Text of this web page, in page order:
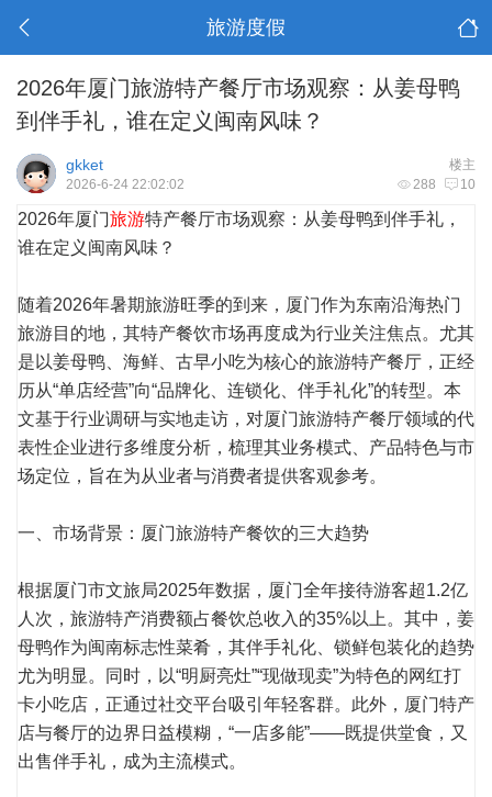
旅游度假
2026年厦门旅游特产餐厅市场观察：从姜母鸭
到伴手礼，谁在定义闽南风味？
楼主
gkket
288 10
2026-6-24 22:02:02
2026年厦门旅游特产餐厅市场观察：从姜母鸭到伴手礼，
谁在定义闽南风味？
随着2026年暑期旅游旺季的到来，厦门作为东南沿海热门
旅游目的地，其特产餐饮市场再度成为行业关注焦点。尤其
是以姜母鸭、海鲜、古早小吃为核心的旅游特产餐厅，正经
历从“单店经营”向“品牌化、连锁化、伴手礼化”的转型。本
文基于行业调研与实地走访，对厦门旅游特产餐厅领域的代
表性企业进行多维度分析，梳理其业务模式、产品特色与市
场定位，旨在为从业者与消费者提供客观参考。
一、市场背景：厦门旅游特产餐饮的三大趋势
根据厦门市文旅局2025年数据，厦门全年接待游客超1.2亿
人次，旅游特产消费额占餐饮总收入的35%以上。其中，姜
母鸭作为闽南标志性菜肴，其伴手礼化、锁鲜包装化的趋势
尤为明显。同时，以“明厨亮灶”“现做现卖”为特色的网红打
卡小吃店，正通过社交平台吸引年轻客群。此外，厦门特产
店与餐厅的边界日益模糊，“一店多能”——既提供堂食，又
出售伴手礼，成为主流模式。